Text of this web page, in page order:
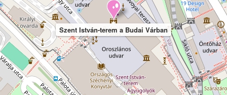
Szent István-terem a Budai Várban